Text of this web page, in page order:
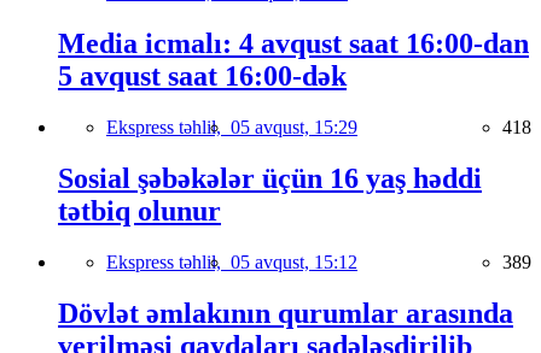
Media icmalı: 4 avqust saat 16:00-dan
5 avqust saat 16:00-dək
Ekspress təhlil, 05 avqust, 15:29 418
Sosial şəbəkələr üçün 16 yaş həddi
tətbiq olunur
Ekspress təhlil, 05 avqust, 15:12 389
Dövlət əmlakının qurumlar arasında
verilməsi qaydaları sadələşdirilib